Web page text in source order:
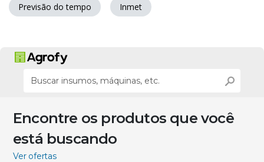
Previsão do tempo Inmet
Encontre os produtos que você
está buscando
Ver ofertas